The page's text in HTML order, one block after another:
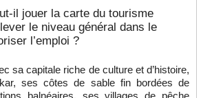
il jouer la carte du tourisme
le niveau général dans le
l’emploi ?
sa capitale riche de culture et d’histoire,
ses côtes de sable fin bordées de
balnéaires, ses villages de pêche